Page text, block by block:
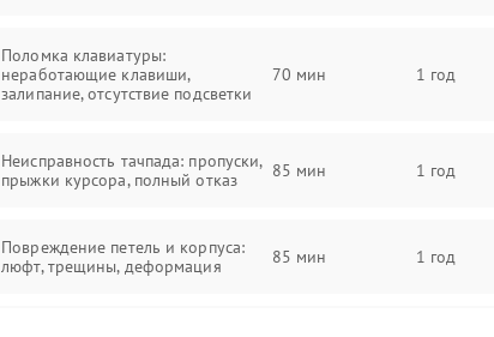
Поломка клавиатуры:
неработающие клавиши,
залипание, отсутствие подсветки
70 мин 1 год
Неисправность тачпада: пропуски,
прыжки курсора, полный отказ
85 мин 1 год
Повреждение петель и корпуса:
люфт, трещины, деформация
85 мин 1 год